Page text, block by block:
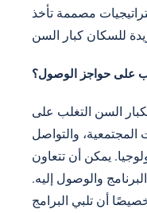
مصممة تأخذ
على حواجز الوصول؟
السن التغلب على
والتواصل
يمكن أن تتعاون
والوصول إليه.
أن تلبي البرامج